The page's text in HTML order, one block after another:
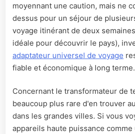
moyennant une caution, mais ne
dessus pour un séjour de
voyage itinérant de deux
idéale pour découvrir le pays),
adaptateur universel de voyage
fiable et économique à long terme.
Concernant le transformateur de
beaucoup plus rare d'en trouver
dans les grandes villes. Si vous
appareils haute puissance